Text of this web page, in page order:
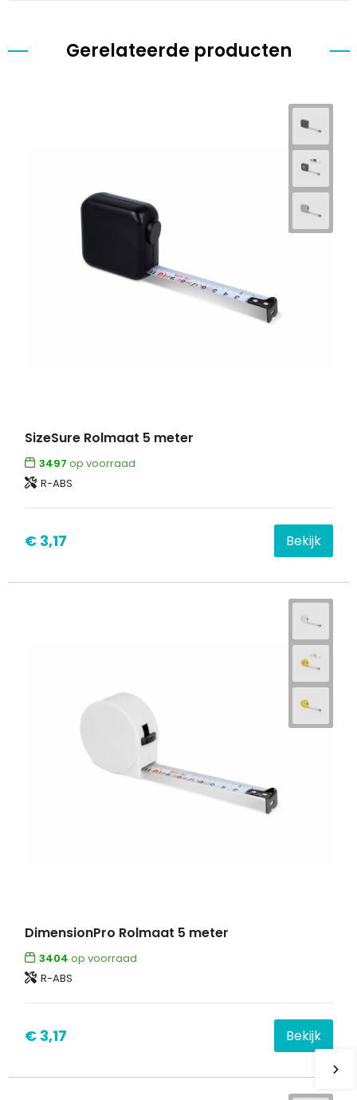
Gerelateerde producten
SizeSure Rolmaat 5 meter
3497 op voorraad
R-ABS
€ 3,17 Bekijk
DimensionPro Rolmaat 5 meter
3404 op voorraad
R-ABS
€ 3,17 Bekijk